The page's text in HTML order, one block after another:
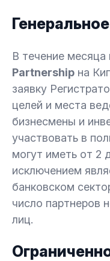
В течение месяца
Partnership на
заявку
целей и места
бизнесмены и
участвовать в
могут иметь от 2
исключением
банковском
число партнеров
лиц.